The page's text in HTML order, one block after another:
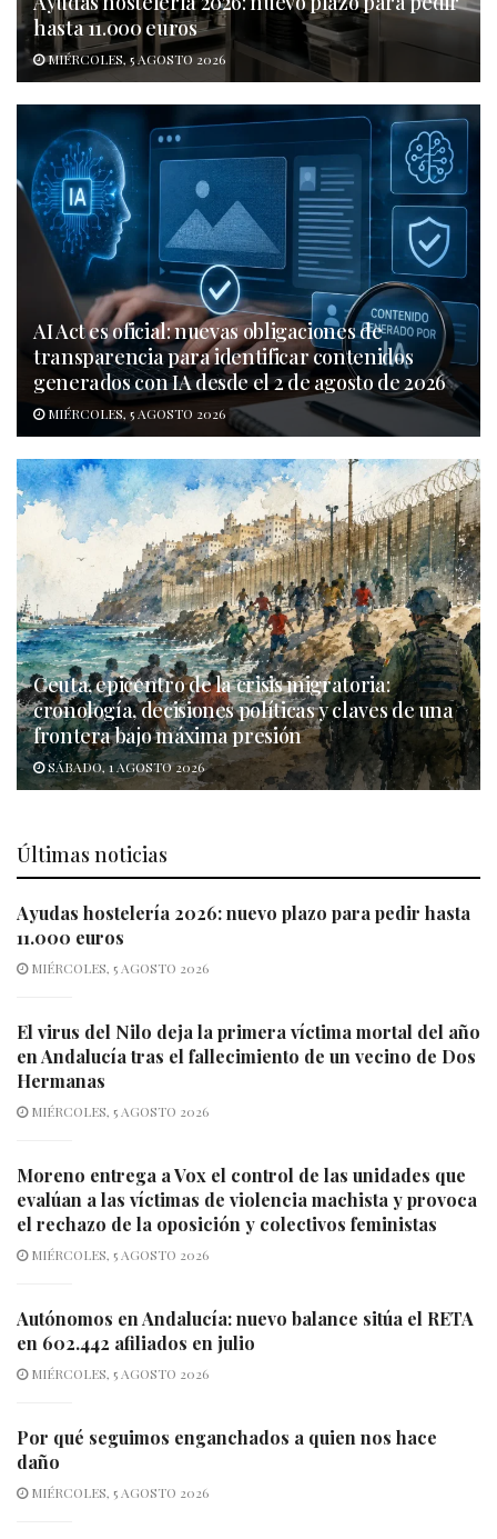
hasta 11.000 euros
MIÉRCOLES, 5 AGOSTO 2026
AI Act es oficial: nuevas obligaciones de
transparencia para identificar contenidos
generados con IA desde el 2 de agosto de 2026
MIÉRCOLES, 5 AGOSTO 2026
Ceuta, epicentro de la crisis migratoria:
cronología, decisiones políticas y claves de una
frontera bajo máxima presión
SÁBADO, 1 AGOSTO 2026
Últimas noticias
Ayudas hostelería 2026: nuevo plazo para pedir hasta
11.000 euros
MIÉRCOLES, 5 AGOSTO 2026
El virus del Nilo deja la primera víctima mortal del año
en Andalucía tras el fallecimiento de un vecino de Dos
Hermanas
MIÉRCOLES, 5 AGOSTO 2026
Moreno entrega a Vox el control de las unidades que
evalúan a las víctimas de violencia machista y provoca
el rechazo de la oposición y colectivos feministas
MIÉRCOLES, 5 AGOSTO 2026
Autónomos en Andalucía: nuevo balance sitúa el RETA
en 602.442 afiliados en julio
MIÉRCOLES, 5 AGOSTO 2026
Por qué seguimos enganchados a quien nos hace
daño
MIÉRCOLES, 5 AGOSTO 2026